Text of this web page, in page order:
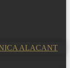
ALACANT